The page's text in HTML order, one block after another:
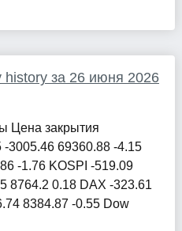
за 26 июня 2026
Цена закрытия
3005.46 69360.88 -4.15
-1.76 KOSPI -519.09
8764.2 0.18 DAX -323.61
8384.87 -0.55 Dow